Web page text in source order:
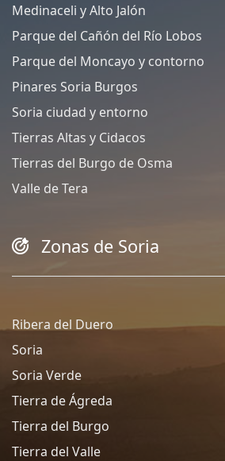
Medinaceli y Alto Jalón
Parque del Cañón del Río Lobos
Parque del Moncayo y contorno
Pinares Soria Burgos
Soria ciudad y entorno
Tierras Altas y Cidacos
Tierras del Burgo de Osma
Valle de Tera
Zonas de Soria
Ribera del Duero
Soria
Soria Verde
Tierra de Ágreda
Tierra del Burgo
Tierra del Valle